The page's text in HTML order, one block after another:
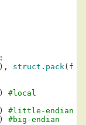
:
) , struct . pack( f
)
#local
)
#little-endian
) #big-endian